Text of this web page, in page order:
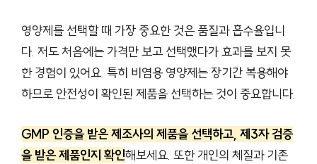
영양제를 선택할 때 가장 중요한 것은 품질과 흡수율입니
다. 저도 처음에는 가격만 보고 선택했다가 효과를 보지 못
한 경험이 있어요. 특히 비염용 영양제는 장기간 복용해야
하므로 안전성이 확인된 제품을 선택하는 것이 중요합니다.
GMP 인증을 받은 제조사의 제품을 선택하고, 제3자 검증
을 받은 제품인지 확인해보세요. 또한 개인의 체질과 기존